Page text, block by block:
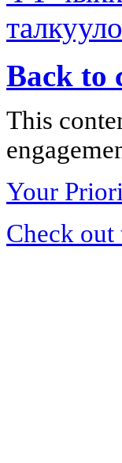
Back to
This
Your
Check